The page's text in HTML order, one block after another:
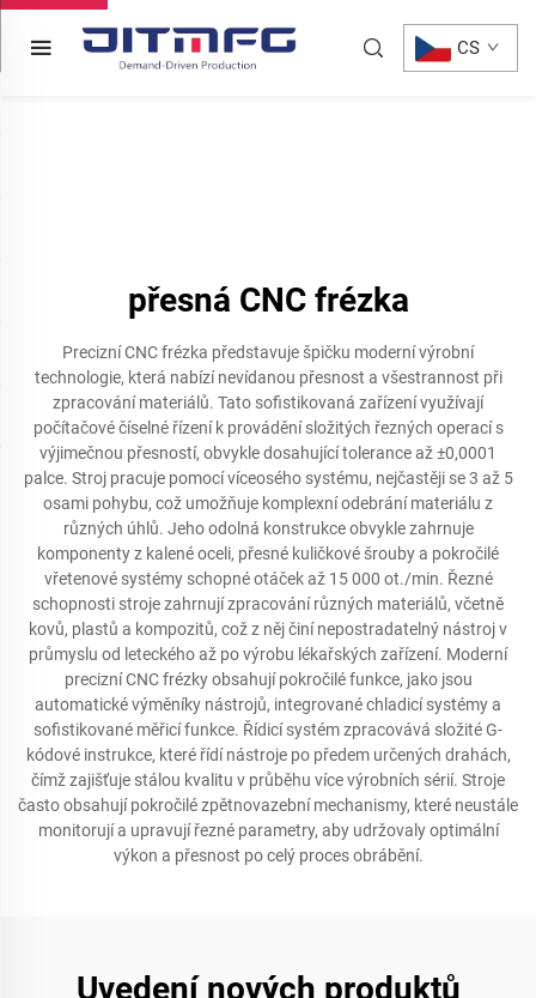
CS
přesná CNC frézka
Precizní CNC frézka představuje špičku moderní výrobní
technologie, která nabízí nevídanou přesnost a všestrannost při
zpracování materiálů. Tato sofistikovaná zařízení využívají
počítačové číselné řízení k provádění složitých řezných operací s
výjimečnou přesností, obvykle dosahující tolerance až ±0,0001
palce. Stroj pracuje pomocí víceosého systému, nejčastěji se 3 až 5
osami pohybu, což umožňuje komplexní odebrání materiálu z
různých úhlů. Jeho odolná konstrukce obvykle zahrnuje
komponenty z kalené oceli, přesné kuličkové šrouby a pokročilé
vřetenové systémy schopné otáček až 15 000 ot./min. Řezné
schopnosti stroje zahrnují zpracování různých materiálů, včetně
kovů, plastů a kompozitů, což z něj činí nepostradatelný nástroj v
průmyslu od leteckého až po výrobu lékařských zařízení. Moderní
precizní CNC frézky obsahují pokročilé funkce, jako jsou
automatické výměníky nástrojů, integrované chladicí systémy a
sofistikované měřicí funkce. Řídicí systém zpracovává složité G-
kódové instrukce, které řídí nástroje po předem určených drahách,
čímž zajišťuje stálou kvalitu v průběhu více výrobních sérií. Stroje
často obsahují pokročilé zpětnovazební mechanismy, které neustále
monitorují a upravují řezné parametry, aby udržovaly optimální
výkon a přesnost po celý proces obrábění.
Uvedení nových produktů